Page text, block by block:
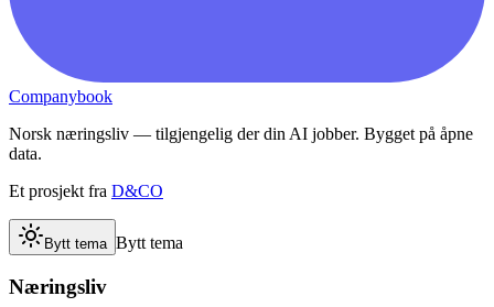
Companybook
Norsk næringsliv — tilgjengelig der din AI jobber. Bygget på åpne
data.
Et prosjekt fra D&CO
Bytt tema Bytt tema
Næringsliv